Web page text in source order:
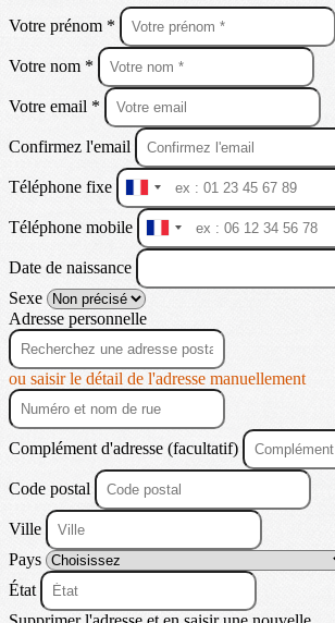
Votre prénom *
Votre nom *
Votre email *
Confirmez l'email
Téléphone fixe
France
+33
Téléphone mobile
France
+33
Date de naissance
Sexe
Adresse personnelle
ou saisir le détail de l'adresse manuellement
Complément d'adresse (facultatif)
Code postal
Ville
Pays
État